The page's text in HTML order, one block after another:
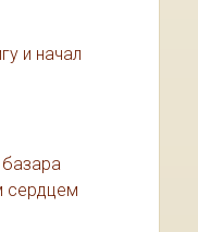
и начал
сердцем